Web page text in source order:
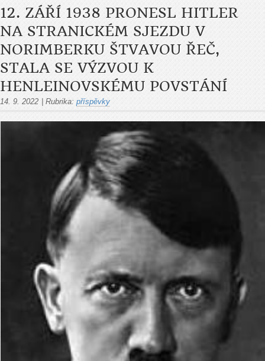
12. ZÁŘÍ 1938 PRONESL HITLER
NA STRANICKÉM SJEZDU V
NORIMBERKU ŠTVAVOU ŘEČ,
STALA SE VÝZVOU K
HENLEINOVSKÉMU POVSTÁNÍ
14. 9. 2022 Rubrika: příspěvky